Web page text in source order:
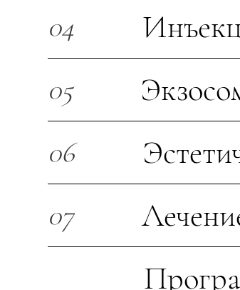
04
05
06
07